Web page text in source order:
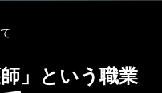
師」という職業